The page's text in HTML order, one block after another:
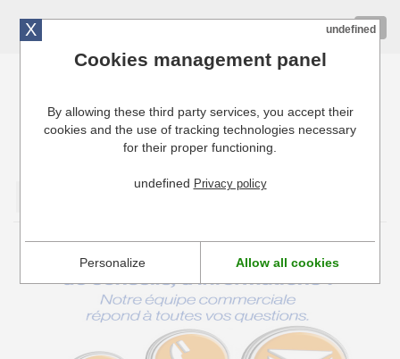
Cuisinresto: Ustensiles de cuisine pour
professionnels
! Combinés &
X undefined
Cookies management panel
By allowing these third party services, you accept their
cookies and the use of tracking technologies necessary
for their proper functioning.
undefined Privacy policy
Personalize Allow all cookies